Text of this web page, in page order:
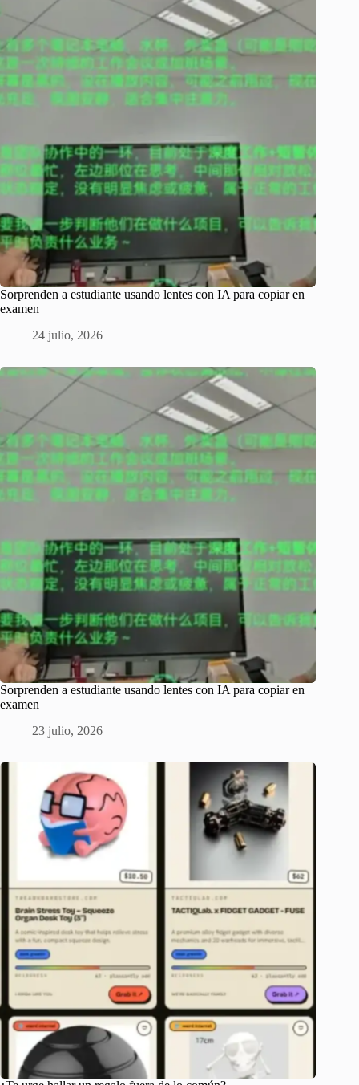
Sorprenden a estudiante usando lentes con IA para copiar en
examen
24 julio, 2026
Sorprenden a estudiante usando lentes con IA para copiar en
examen
23 julio, 2026